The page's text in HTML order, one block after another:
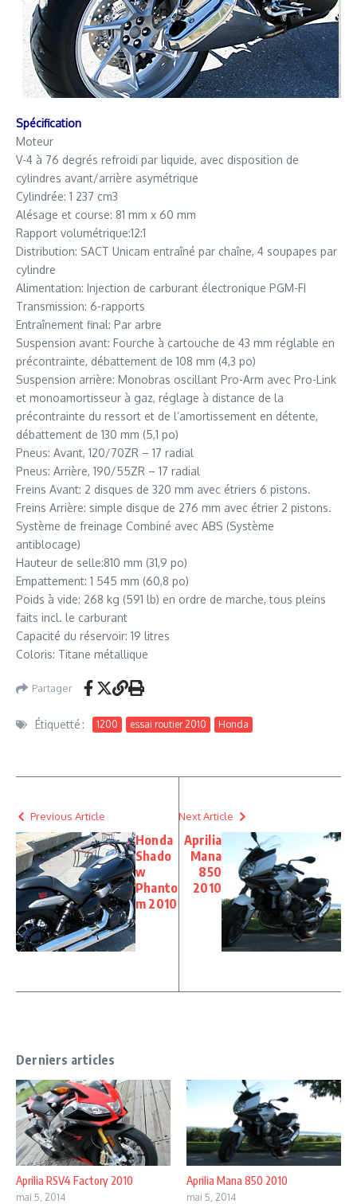
Spécification
Moteur
V-4 à 76 degrés refroidi par liquide, avec disposition de
cylindres avant/arrière asymétrique
Cylindrée: 1 237 cm3
Alésage et course: 81 mm x 60 mm
Rapport volumétrique:12:1
Distribution: SACT Unicam entraîné par chaîne, 4 soupapes par
cylindre
Alimentation: Injection de carburant électronique PGM-FI
Transmission: 6-rapports
Entraînement final: Par arbre
Suspension avant: Fourche à cartouche de 43 mm réglable en
précontrainte, débattement de 108 mm (4,3 po)
Suspension arrière: Monobras oscillant Pro-Arm avec Pro-Link
et monoamortisseur à gaz, réglage à distance de la
précontrainte du ressort et de l’amortissement en détente,
débattement de 130 mm (5,1 po)
Pneus: Avant, 120/70ZR – 17 radial
Pneus: Arrière, 190/55ZR – 17 radial
Freins Avant: 2 disques de 320 mm avec étriers 6 pistons.
Freins Arrière: simple disque de 276 mm avec étrier 2 pistons.
Système de freinage Combiné avec ABS (Système
antiblocage)
Hauteur de selle:810 mm (31,9 po)
Empattement: 1 545 mm (60,8 po)
Poids à vide: 268 kg (591 lb) en ordre de marche, tous pleins
faits incl. le carburant
Capacité du réservoir: 19 litres
Coloris: Titane métallique
Partager
Étiquetté : 1200 essai routier 2010 Honda
Previous Article
Honda
Shado
w
Phanto
m 2010
Next Article
Aprilia
Mana
850
2010
Derniers articles
Aprilia RSV4 Factory 2010
mai 5, 2014
Aprilia Mana 850 2010
mai 5, 2014